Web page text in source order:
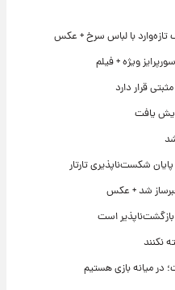
با لباس سرخ + عکس
قرار دارد
یافت
شکست‌ناپذیری تارتار
شد + عکس
است
نکنند
در میانه بازی هستیم